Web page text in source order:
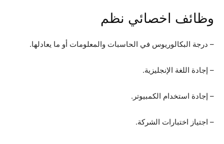
وظائف اخصائي نظم
– درجة البكالوريوس في الحاسبات والمعلومات أو ما يعادلها.
– إجادة اللغة الإنجليزية.
– إجادة استخدام الكمبيوتر.
– اجتياز اختبارات الشركة.